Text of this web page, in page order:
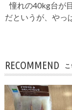
憧れの40kg台が
だというが、やっ
RECOMMEND こ